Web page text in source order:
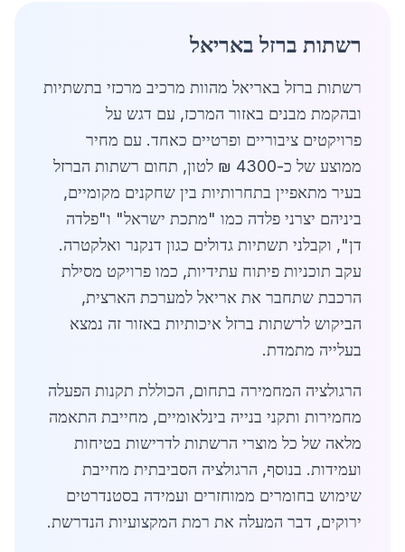
רשתות ברזל באריאל
רשתות ברזל באריאל מהוות מרכיב מרכזי בתשתיות
ובהקמת מבנים באזור המרכז, עם דגש על
פרויקטים ציבוריים ופרטיים כאחד. עם מחיר
ממוצע של כ-4300 ₪ לטון, תחום רשתות הברזל
בעיר מתאפיין בתחרותיות בין שחקנים מקומיים,
ביניהם יצרני פלדה כמו "מתכת ישראל" ו"פלדה
דן", וקבלני תשתיות גדולים כגון דנקנר ואלקטרה.
עקב תוכניות פיתוח עתידיות, כמו פרויקט מסילת
הרכבת שתחבר את אריאל למערכת הארצית,
הביקוש לרשתות ברזל איכותיות באזור זה נמצא
בעלייה מתמדת.
הרגולציה המחמירה בתחום, הכוללת תקנות הפעלה
מחמירות ותקני בנייה בינלאומיים, מחייבת התאמה
מלאה של כל מוצרי הרשתות לדרישות בטיחות
ועמידות. בנוסף, הרגולציה הסביבתית מחייבת
שימוש בחומרים ממוחזרים ועמידה בסטנדרטים
ירוקים, דבר המעלה את רמת המקצועיות הנדרשת.